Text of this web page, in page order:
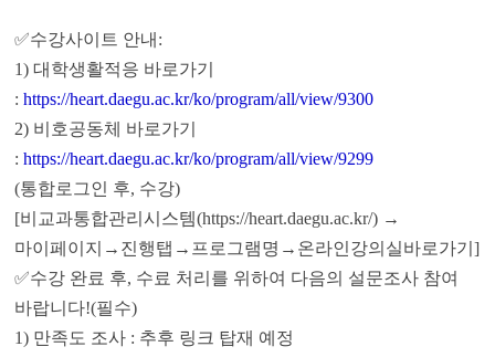
✅수강사이트 안내:
1) 대학생활적응 바로가기
:https://heart.daegu.ac.kr/ko/program/all/view/9300
2) 비호공동체 바로가기
:https://heart.daegu.ac.kr/ko/program/all/view/9299
(통합로그인 후, 수강)
[비교과통합관리시스템(https://heart.daegu.ac.kr/) →
마이페이지→진행탭→프로그램명→온라인강의실바로가기]
✅수강 완료 후, 수료 처리를 위하여 다음의 설문조사 참여
바랍니다!(필수)
1) 만족도 조사 : 추후 링크 탑재 예정